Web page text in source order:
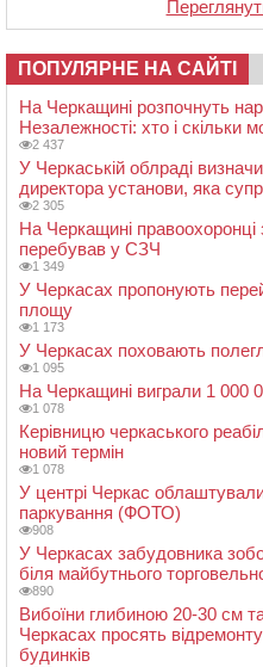
ПОПУЛЯРНЕ НА САЙТІ
На Черкащині розпочнуть
Незалежності: хто і скільки
2 437
У Черкаській облраді
директора установи, яка
2 305
На Черкащині правоохоронці
перебував у СЗЧ
1 349
У Черкасах пропонують
площу
1 173
У Черкасах поховають
1 095
На Черкащині виграли 1 000
1 078
Керівницю черкаського
новий термін
1 078
У центрі Черкас
паркування (ФОТО)
908
У Черкасах забудовника
біля майбутнього
890
Вибоїни глибиною 20-30 см
Черкасах просять
будинків